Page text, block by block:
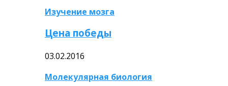
Изучение мозга
Цена победы
03.02.2016
Молекулярная биология